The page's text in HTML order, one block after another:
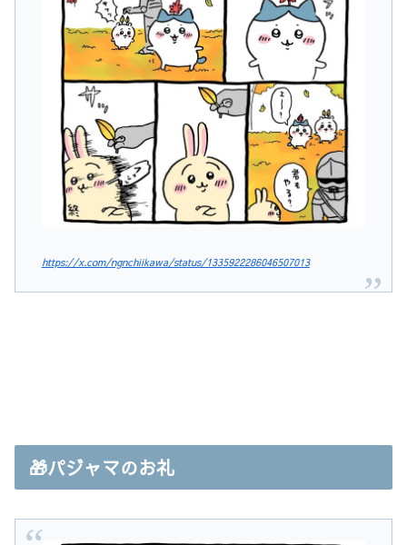
https://x.com/ngnchiikawa/status/1335922286046507013
🎁パジャマのお礼